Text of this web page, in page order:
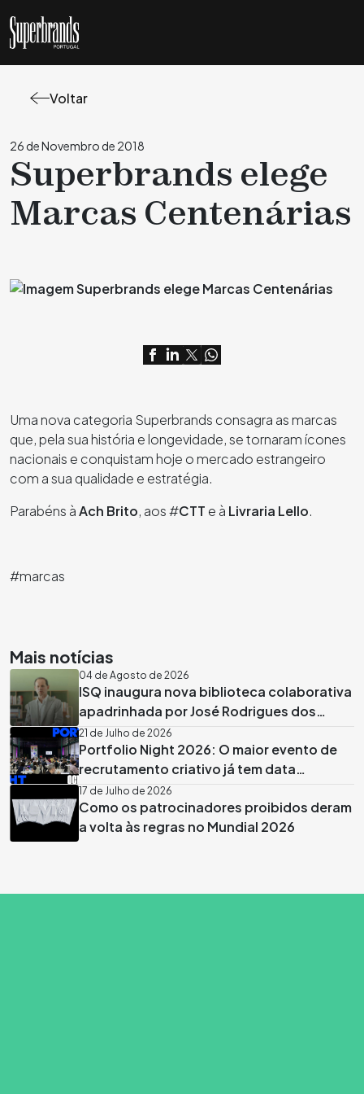
Voltar
26 de Novembro de 2018
Superbrands elege
Marcas Centenárias
Uma nova categoria Superbrands consagra as marcas
que, pela sua história e longevidade, se tornaram ícones
nacionais e conquistam hoje o mercado estrangeiro
com a sua qualidade e estratégia.
Parabéns àAch Brito, aos #CTT e à Livraria Lello.
#marcas
Mais notícias
04 de Agosto de 2026
ISQ inaugura nova biblioteca colaborativa
apadrinhada por José Rodrigues dos
Santos
21 de Julho de 2026
Portfolio Night 2026: O maior evento de
recrutamento criativo já tem data
marcada em Lisboa
17 de Julho de 2026
Como os patrocinadores proibidos deram
a volta às regras no Mundial 2026